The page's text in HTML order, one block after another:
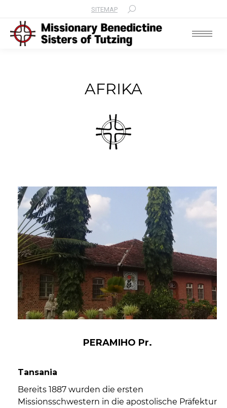
SITEMAP Search:
AFRIKA
PERAMIHO Pr.
Tansania
Bereits 1887 wurden die ersten
Missionsschwestern in die apostolische Präfektur